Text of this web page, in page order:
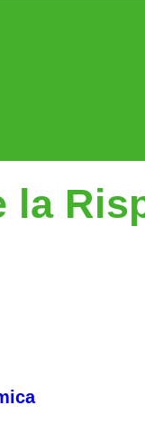
la